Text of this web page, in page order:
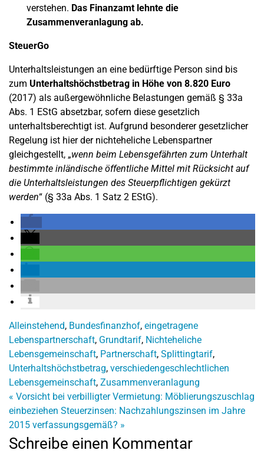
verstehen. Das Finanzamt lehnte die
Zusammenveranlagung ab.
SteuerGo
Unterhaltsleistungen an eine bedürftige Person sind bis
zum Unterhaltshöchstbetrag in Höhe von 8.820 Euro
(2017) als außergewöhnliche Belastungen gemäß § 33a
Abs. 1 EStG absetzbar, sofern diese gesetzlich
unterhaltsberechtigt ist. Aufgrund besonderer gesetzlicher
Regelung ist hier der nichteheliche Lebenspartner
gleichgestellt, „wenn beim Lebensgefährten zum Unterhalt
bestimmte inländische öffentliche Mittel mit Rücksicht auf
die Unterhaltsleistungen des Steuerpflichtigen gekürzt
werden“ (§ 33a Abs. 1 Satz 2 EStG).
Alleinstehend, Bundesfinanzhof, eingetragene
Lebenspartnerschaft, Grundtarif, Nichteheliche
Lebensgemeinschaft, Partnerschaft, Splittingtarif,
Unterhaltshöchstbetrag, verschiedengeschlechtlichen
Lebensgemeinschaft, Zusammenveranlagung
« Vorsicht bei verbilligter Vermietung: Möblierungszuschlag
einbeziehen Steuerzinsen: Nachzahlungszinsen im Jahre
2015 verfassungsgemäß? »
Schreibe einen Kommentar